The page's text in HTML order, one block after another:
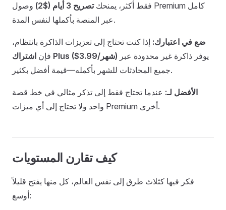
فقط أكثر، يمنحكتصريح 3 أيام ($2)
وصول Premium كامل
عبر المنصة بأكملها لنفس المدة.
ضع في اعتبارك: إذا كنت تحتاج إلى تعزيزات الذاكرة بانتظام،
فإن
اشتراك Plus ($3.99/شهر)
جميع المحادثات للشهر بأكمله—قيمة أفضل بكثير.
الأفضل لـ: عندما تحتاج فقط إلى تذكر مثالي في خط قصة
واحد ولا تحتاج إلى أي ميزات Premium أخرى.
كيف تقارن المستويات
فكر فيها كثلاث طرق إلى نفس العالم، كل منها يفتح قليلاً
أوسع: